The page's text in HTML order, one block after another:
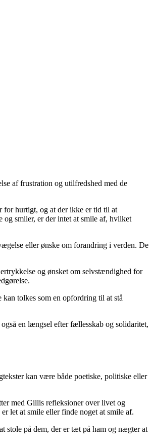
af frustration og utilfredshed med de
for hurtigt, og at der ikke er tid til at
smiler, er der intet at smile af, hvilket
eller ønske om forandring i verden. De
og ønsket om selvstændighed for
tolkes som en opfordring til at stå
en længsel efter fællesskab og solidaritet,
kan være både poetiske, politiske eller
med Gillis refleksioner over livet og
let at smile eller finde noget at smile af.
stole på dem, der er tæt på ham og nægter at